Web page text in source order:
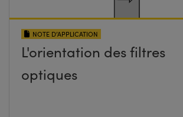
NOTE D’APPLICATION
L'orientation des filtres
optiques